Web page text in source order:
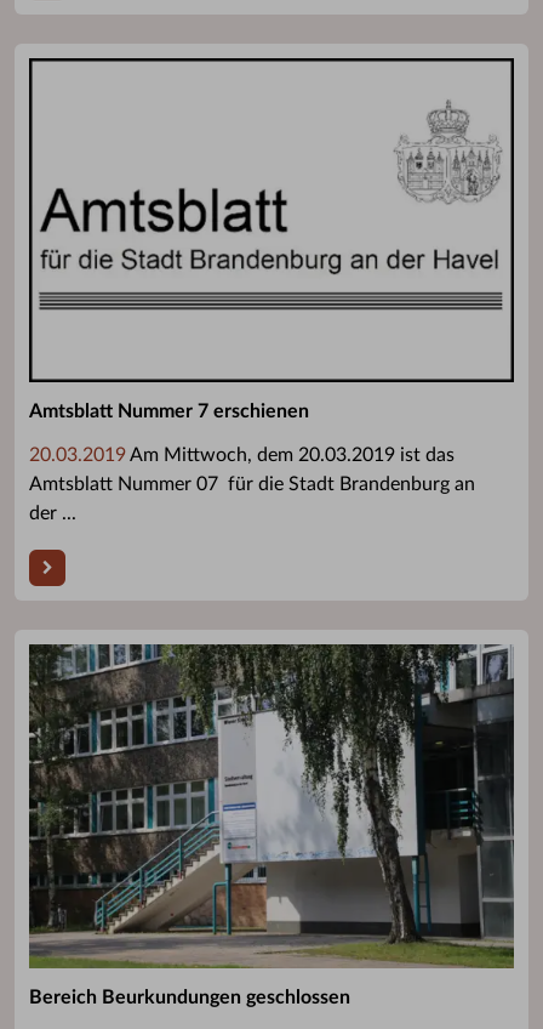
Amtsblatt Nummer 7 erschienen
20.03.2019Am Mittwoch, dem 20.03.2019 ist das
Amtsblatt Nummer 07 für die Stadt Brandenburg an
der ...
Bereich Beurkundungen geschlossen